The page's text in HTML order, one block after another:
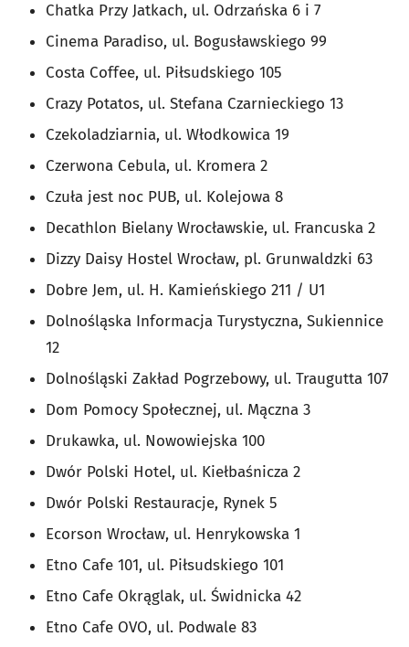
Chatka Przy Jatkach, ul. Odrzańska 6 i 7
Cinema Paradiso, ul. Bogusławskiego 99
Costa Coffee, ul. Piłsudskiego 105
Crazy Potatos, ul. Stefana Czarnieckiego 13
Czekoladziarnia, ul. Włodkowica 19
Czerwona Cebula, ul. Kromera 2
Czuła jest noc PUB, ul. Kolejowa 8
Decathlon Bielany Wrocławskie, ul. Francuska 2
Dizzy Daisy Hostel Wrocław, pl. Grunwaldzki 63
Dobre Jem, ul. H. Kamieńskiego 211 / U1
Dolnośląska Informacja Turystyczna, Sukiennice
12
Dolnośląski Zakład Pogrzebowy, ul. Traugutta 107
Dom Pomocy Społecznej, ul. Mączna 3
Drukawka, ul. Nowowiejska 100
Dwór Polski Hotel, ul. Kiełbaśnicza 2
Dwór Polski Restauracje, Rynek 5
Ecorson Wrocław, ul. Henrykowska 1
Etno Cafe 101, ul. Piłsudskiego 101
Etno Cafe Okrąglak, ul. Świdnicka 42
Etno Cafe OVO, ul. Podwale 83